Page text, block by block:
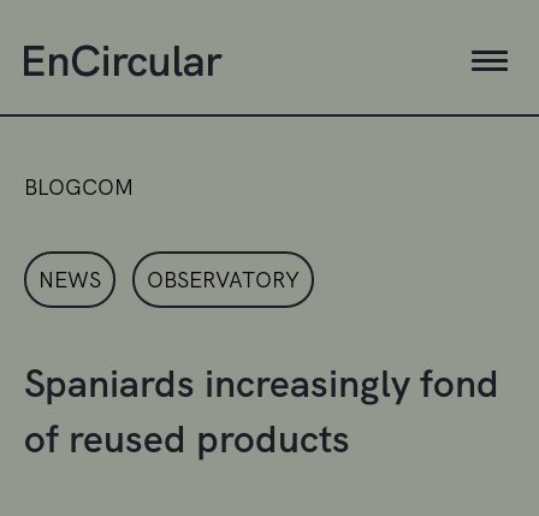
BLOGCOM
NEWS OBSERVATORY
Spaniards increasingly fond
of reused products